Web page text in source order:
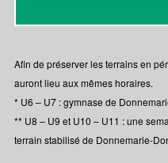
Afin de préserver les terrains en
auront lieu aux mêmes horaires.
* U6 – U7 : gymnase de
** U8 – U9 et U10 – U11 : une
terrain stabilisé de Donnemarie-